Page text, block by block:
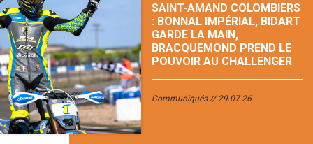
SAINT-AMAND COLOMBIERS
: BONNAL IMPÉRIAL, BIDART
GARDE LA MAIN,
BRACQUEMOND PREND LE
POUVOIR AU CHALLENGER
Communiqués 29.07.26